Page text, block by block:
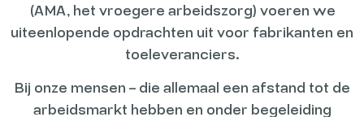
(AMA, het vroegere arbeidszorg) voeren we
uiteenlopende opdrachten uit voor fabrikanten en
toeleveranciers.
Bij onze mensen – die allemaal een afstand tot de
arbeidsmarkt hebben en onder begeleiding